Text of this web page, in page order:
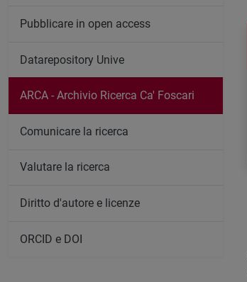
Pubblicare in open access
Datarepository Unive
ARCA - Archivio Ricerca Ca' Foscari
Comunicare la ricerca
Valutare la ricerca
Diritto d'autore e licenze
ORCID e DOI